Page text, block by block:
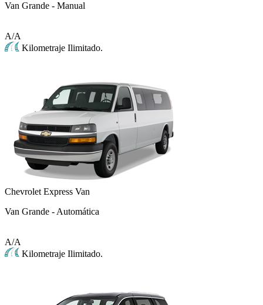
Van Grande - Manual
A/A
Kilometraje Ilimitado.
Chevrolet Express Van
Van Grande - Automática
A/A
Kilometraje Ilimitado.